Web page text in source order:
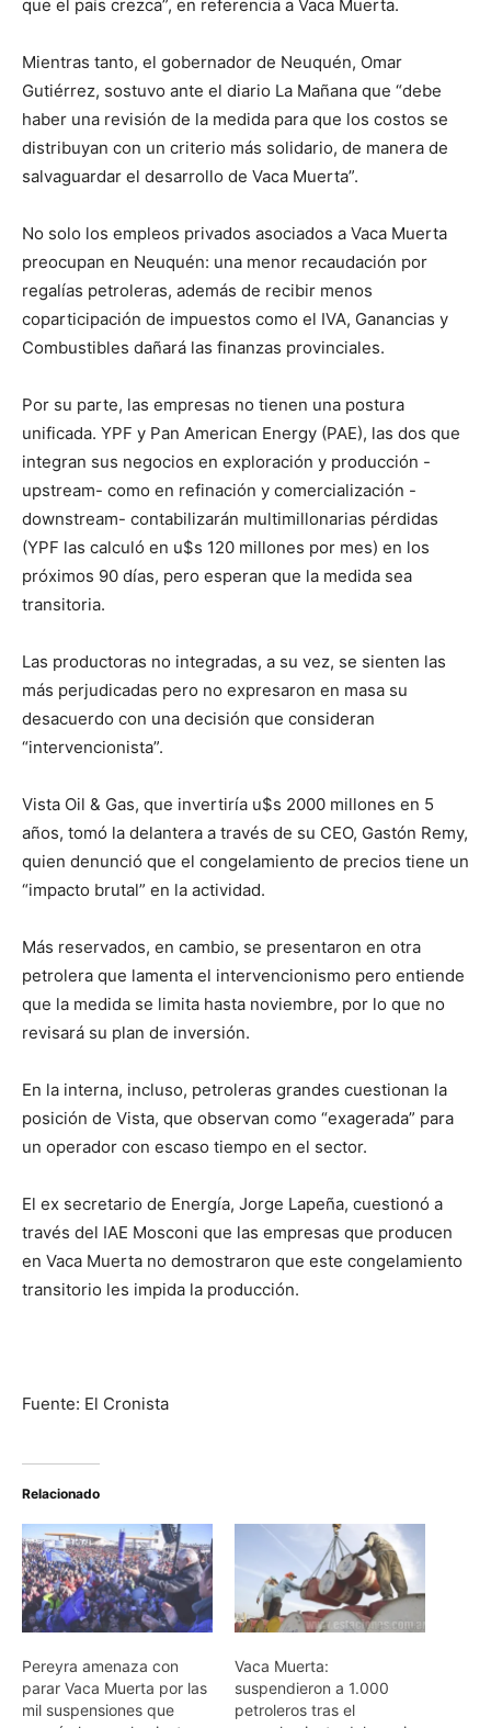
que el país crezca”, en referencia a Vaca Muerta.
Mientras tanto, el gobernador de Neuquén, Omar
Gutiérrez, sostuvo ante el diario La Mañana que “debe
haber una revisión de la medida para que los costos se
distribuyan con un criterio más solidario, de manera de
salvaguardar el desarrollo de Vaca Muerta”.
No solo los empleos privados asociados a Vaca Muerta
preocupan en Neuquén: una menor recaudación por
regalías petroleras, además de recibir menos
coparticipación de impuestos como el IVA, Ganancias y
Combustibles dañará las finanzas provinciales.
Por su parte, las empresas no tienen una postura
unificada. YPF y Pan American Energy (PAE), las dos que
integran sus negocios en exploración y producción -
upstream- como en refinación y comercialización -
downstream- contabilizarán multimillonarias pérdidas
(YPF las calculó en u$s 120 millones por mes) en los
próximos 90 días, pero esperan que la medida sea
transitoria.
Las productoras no integradas, a su vez, se sienten las
más perjudicadas pero no expresaron en masa su
desacuerdo con una decisión que consideran
“intervencionista”.
Vista Oil & Gas, que invertiría u$s 2000 millones en 5
años, tomó la delantera a través de su CEO, Gastón Remy,
quien denunció que el congelamiento de precios tiene un
“impacto brutal” en la actividad.
Más reservados, en cambio, se presentaron en otra
petrolera que lamenta el intervencionismo pero entiende
que la medida se limita hasta noviembre, por lo que no
revisará su plan de inversión.
En la interna, incluso, petroleras grandes cuestionan la
posición de Vista, que observan como “exagerada” para
un operador con escaso tiempo en el sector.
El ex secretario de Energía, Jorge Lapeña, cuestionó a
través del IAE Mosconi que las empresas que producen
en Vaca Muerta no demostraron que este congelamiento
transitorio les impida la producción.
Fuente: El Cronista
Relacionado
Pereyra amenaza con
parar Vaca Muerta por las
mil suspensiones que
Vaca Muerta:
suspendieron a 1.000
petroleros tras el